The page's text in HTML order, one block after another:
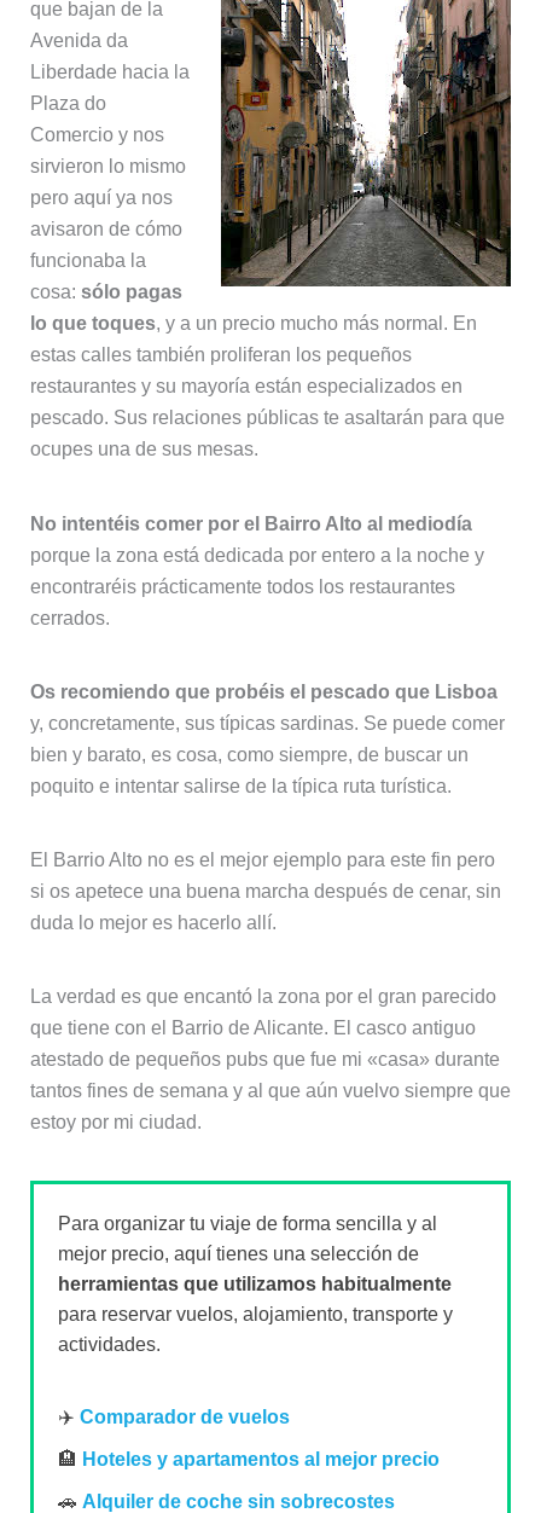
que bajan de la
Avenida da
Liberdade hacia la
Plaza do
Comercio y nos
sirvieron lo mismo
pero aquí ya nos
avisaron de cómo
funcionaba la
cosa: sólo pagas
lo que toques, y a un precio mucho más normal. En
estas calles también proliferan los pequeños
restaurantes y su mayoría están especializados en
pescado. Sus relaciones públicas te asaltarán para que
ocupes una de sus mesas.
No intentéis comer por el Bairro Alto al mediodía
porque la zona está dedicada por entero a la noche y
encontraréis prácticamente todos los restaurantes
cerrados.
Os recomiendo que probéis el pescado que Lisboa
y, concretamente, sus típicas sardinas. Se puede comer
bien y barato, es cosa, como siempre, de buscar un
poquito e intentar salirse de la típica ruta turística.
El Barrio Alto no es el mejor ejemplo para este fin pero
si os apetece una buena marcha después de cenar, sin
duda lo mejor es hacerlo allí.
La verdad es que encantó la zona por el gran parecido
que tiene con el Barrio de Alicante. El casco antiguo
atestado de pequeños pubs que fue mi «casa» durante
tantos fines de semana y al que aún vuelvo siempre que
estoy por mi ciudad.
Para organizar tu viaje de forma sencilla y al
mejor precio, aquí tienes una selección de
herramientas que utilizamos habitualmente
para reservar vuelos, alojamiento, transporte y
actividades.
✈️ Comparador de vuelos
🏨 Hoteles y apartamentos al mejor precio
🚗 Alquiler de coche sin sobrecostes